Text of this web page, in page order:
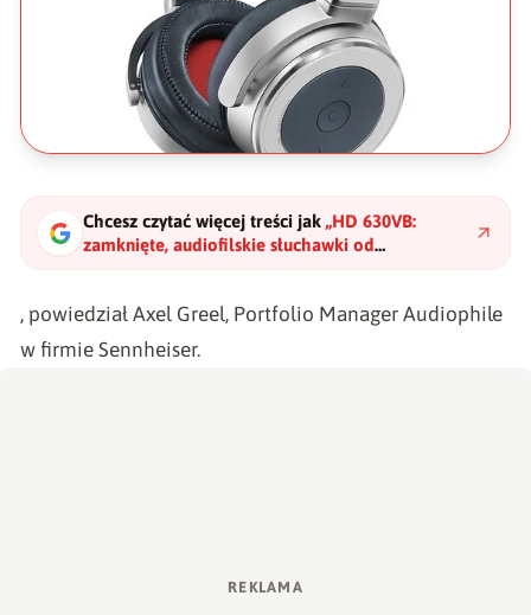
Chcesz czytać więcej treści jak „HD 630VB:
zamknięte, audiofilskie słuchawki od
Sennheisera"?
, powiedział Axel Greel, Portfolio Manager Audiophile
w firmie Sennheiser.